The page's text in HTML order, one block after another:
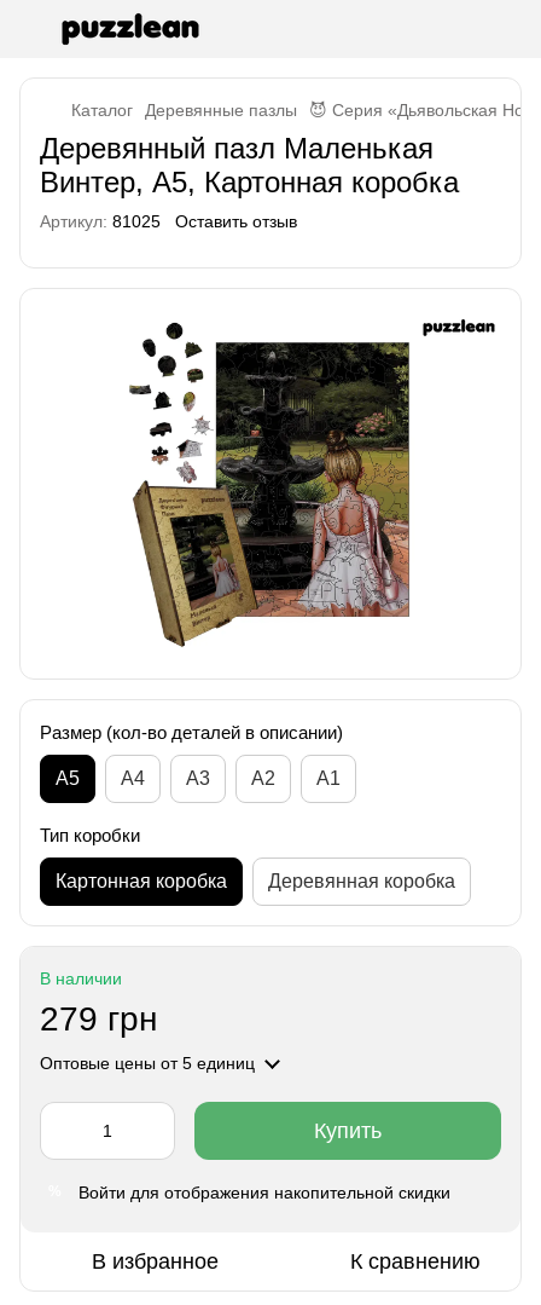
Каталог Деревянные пазлы 😈 Серия «Дьявольская
Деревянный пазл Маленькая
Винтер, А5, Картонная коробка
Артикул: 81025 Оставить отзыв
Размер (кол-во деталей в описании)
А5 А4 A3 A2 A1
Тип коробки
Картонная коробка Деревянная коробка
В наличии
279 грн
Оптовые цены от 5 единиц
Купить
Войти для отображения накопительной скидки
В избранное К сравнению